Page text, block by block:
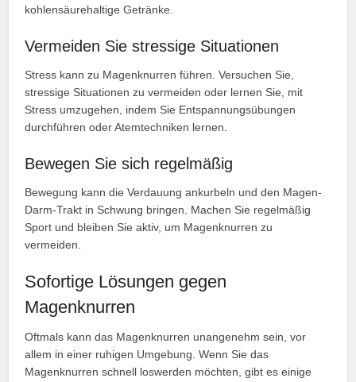
kohlensäurehaltige Getränke.
Vermeiden Sie stressige Situationen
Stress kann zu Magenknurren führen. Versuchen Sie,
stressige Situationen zu vermeiden oder lernen Sie, mit
Stress umzugehen, indem Sie Entspannungsübungen
durchführen oder Atemtechniken lernen.
Bewegen Sie sich regelmäßig
Bewegung kann die Verdauung ankurbeln und den Magen-
Darm-Trakt in Schwung bringen. Machen Sie regelmäßig
Sport und bleiben Sie aktiv, um Magenknurren zu
vermeiden.
Sofortige Lösungen gegen
Magenknurren
Oftmals kann das Magenknurren unangenehm sein, vor
allem in einer ruhigen Umgebung. Wenn Sie das
Magenknurren schnell loswerden möchten, gibt es einige